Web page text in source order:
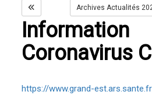
Archives Actualités
Information
Coronavirus
https://www.grand-